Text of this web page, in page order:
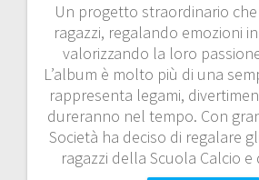
Un progetto straordinario
ragazzi, regalando emozioni
valorizzando la loro
L’album è molto più di una
rappresenta legami,
dureranno nel tempo. Con
Società ha deciso di regalare
ragazzi della Scuola Calcio